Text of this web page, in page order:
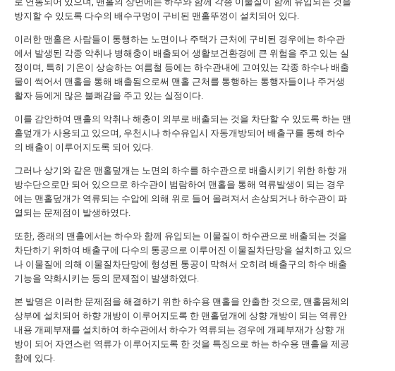
방지할 수 있도록 다수의 배수구멍이 구비된 맨홀뚜껑이 설치되어 있다.
이러한 맨홀은 사람들이 통행하는 노면이나 주택가 근처에 구비된 경우에는 하수관
에서 발생된 각종 악취나 병해충이 배출되어 생활보건환경에 큰 위험을 주고 있는 실
정이며, 특히 기온이 상승하는 여름철 등에는 하수관내에 고여있는 각종 하수나 배출
물이 썩어서 맨홀을 통해 배출됨으로써 맨홀 근처를 통행하는 통행자들이나 주거생
활자 등에게 많은 불쾌감을 주고 있는 실정이다.
이를 감안하여 맨홀의 악취나 해충이 외부로 배출되는 것을 차단할 수 있도록 하는 맨
홀덮개가 사용되고 있으며, 우천시나 하수유입시 자동개방되어 배출구를 통해 하수
의 배출이 이루어지도록 되어 있다.
그러나 상기와 같은 맨홀덮개는 노면의 하수를 하수관으로 배출시키기 위한 하향 개
방수단으로만 되어 있으므로 하수관이 범람하여 맨홀을 통해 역류발생이 되는 경우
에는 맨홀덮개가 역류되는 수압에 의해 위로 들어 올려져서 손상되거나 하수관이 파
열되는 문제점이 발생하였다.
또한, 종래의 맨홀에서는 하수와 함께 유입되는 이물질이 하수관으로 배출되는 것을
차단하기 위하여 배출구에 다수의 통공으로 이루어진 이물질차단망을 설치하고 있으
나 이물질에 의해 이물질차단망에 형성된 통공이 막혀서 오히려 배출구의 하수 배출
기능을 약화시키는 등의 문제점이 발생하였다.
본 발명은 이러한 문제점을 해결하기 위한 하수용 맨홀을 안출한 것으로, 맨홀몸체의
상부에 설치되어 하향 개방이 이루어지도록 한 맨홀덮개에 상향 개방이 되는 역류안
내용 개폐부재를 설치하여 하수관에서 하수가 역류되는 경우에 개폐부재가 상향 개
방이 되어 자연스런 역류가 이루어지도록 한 것을 특징으로 하는 하수용 맨홀을 제공
함에 있다.